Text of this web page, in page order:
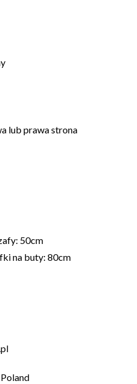
lub prawa strona
50cm
na buty: 80cm